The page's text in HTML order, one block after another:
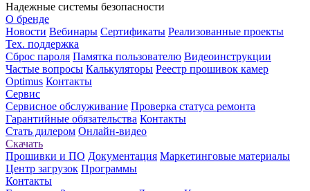
Надежные системы безопасности
О бренде
Новости Вебинары Сертификаты Реализованные проекты
Тех. поддержка
Сброс пароля Памятка пользователю Видеоинструкции
Частые вопросы Калькуляторы Реестр прошивок камер
Optimus Контакты
Сервис
Сервисное обслуживание Проверка статуса ремонта
Гарантийные обязательства Контакты
Стать дилером Онлайн-видео
Скачать
Прошивки и ПО Документация Маркетинговые материалы
Центр загрузок Программы
Контакты